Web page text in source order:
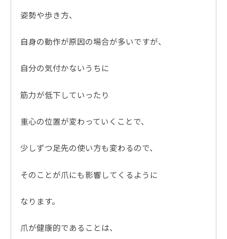
姿勢や歩き方、
自身の動作が原因の場合が多いですが、
自分の気付かないうちに
筋力が低下していったり
重心の位置が変わっていくことで、
少しずつ足先の使い方も変わるので、
そのことが爪にも影響してくるように
なります。
爪が健康的であることは、